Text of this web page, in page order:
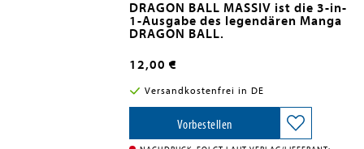
DRAGON BALL MASSIV ist die 3-in-
1-Ausgabe des legendären Manga
DRAGON BALL.
Sammelbände wird mit jeweils mehr
als 500 Seiten drei
Taschenbuchausgaben umfassen
und erscheint mit neuen Covern. Mit
der Neuedition zum Hammerpreis
kann die Suche nach den sieben
Dragon Balls wieder losgehen!
Mehr Informationen:
- Abgeschlossen in 14 Bänden
12,00 €
Versandkostenfrei in DE
Vorbestellen